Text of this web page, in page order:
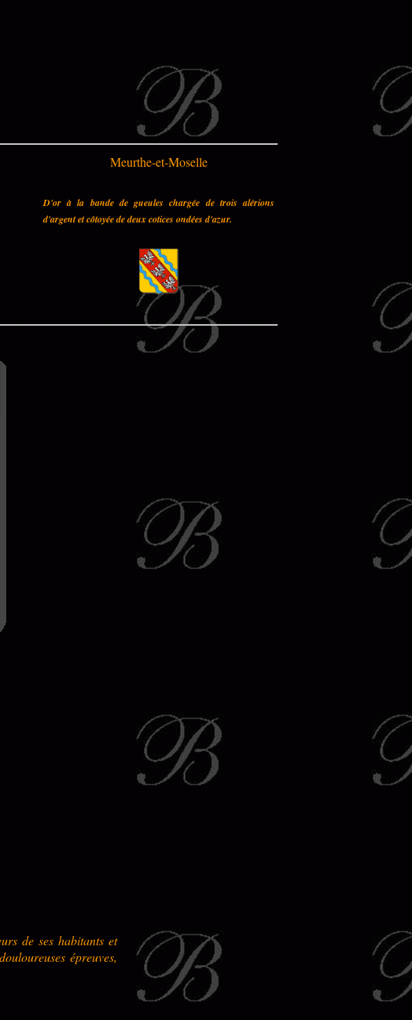
Meurthe-et-Moselle
D'or à la bande de gueules chargée de trois alérions
d'argent et côtoyée de deux cotices ondées d'azur.
de ses habitants et
épreuves,